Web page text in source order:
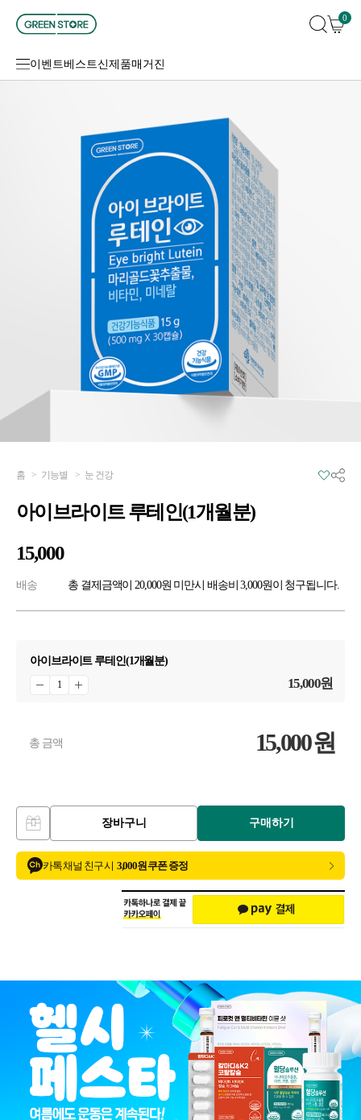
0
이벤트베스트 신제품매거진
홈 > 기능별 > 눈 건강
아이브라이트 루테인(1개월분)
15,000
배송 총 결제금액이 20,000원 미만시 배송비 3,000원이 청구됩니다.
아이브라이트 루테인(1개월분)
15,000원
총 금액 15,000원
장바구니 구매하기
카톡 채널 친구 시 3,000원 쿠폰 증정